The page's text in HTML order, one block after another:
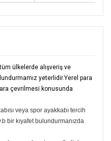
ülkelerde alışveriş ve
yeterlidir.Yerel para
çevrilmesi konusunda
veya spor ayakkabı tercih
bir kıyafet bulundurmanızda